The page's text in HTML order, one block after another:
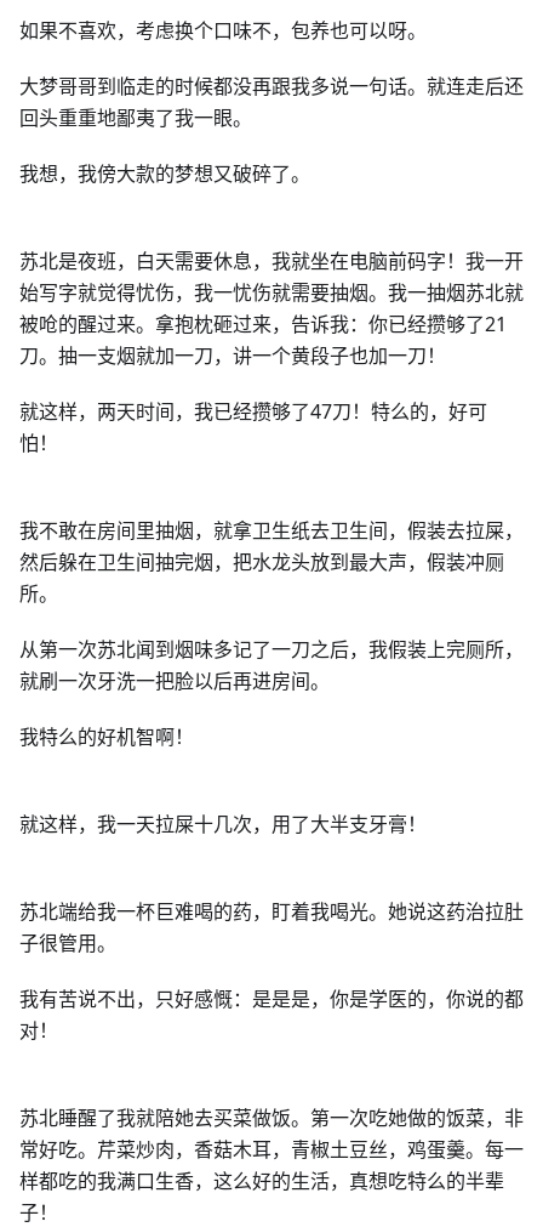
如果不喜欢，考虑换个口味不，包养也可以呀。
大梦哥哥到临走的时候都没再跟我多说一句话。就连走后还
回头重重地鄙夷了我一眼。
我想，我傍大款的梦想又破碎了。
苏北是夜班，白天需要休息，我就坐在电脑前码字！我一开
始写字就觉得忧伤，我一忧伤就需要抽烟。我一抽烟苏北就
被呛的醒过来。拿抱枕砸过来，告诉我：你已经攒够了21
刀。抽一支烟就加一刀，讲一个黄段子也加一刀！
就这样，两天时间，我已经攒够了47刀！特么的，好可
怕！
我不敢在房间里抽烟，就拿卫生纸去卫生间，假装去拉屎，
然后躲在卫生间抽完烟，把水龙头放到最大声，假装冲厕
所。
从第一次苏北闻到烟味多记了一刀之后，我假装上完厕所，
就刷一次牙洗一把脸以后再进房间。
我特么的好机智啊！
就这样，我一天拉屎十几次，用了大半支牙膏！
苏北端给我一杯巨难喝的药，盯着我喝光。她说这药治拉肚
子很管用。
我有苦说不出，只好感慨：是是是，你是学医的，你说的都
对！
苏北睡醒了我就陪她去买菜做饭。第一次吃她做的饭菜，非
常好吃。芹菜炒肉，香菇木耳，青椒土豆丝，鸡蛋羹。每一
样都吃的我满口生香，这么好的生活，真想吃特么的半辈
子！